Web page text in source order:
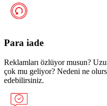
Para iade
Reklamları özlüyor musun?
çok mu geliyor? Nedeni ne
edebilirsiniz.